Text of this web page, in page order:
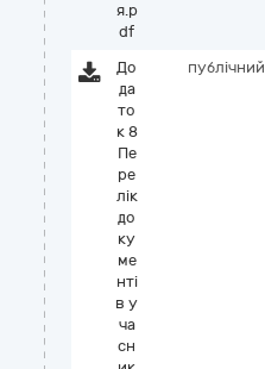
я.p
df
До
да
то
к 8
Пе
ре
лік
до
ку
ме
нті
в у
ча
сн
публічний